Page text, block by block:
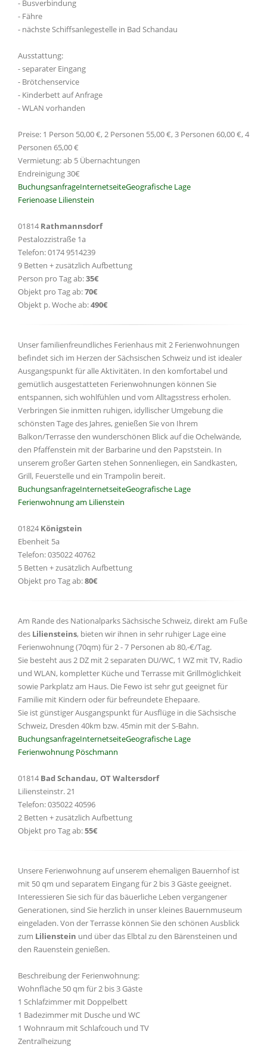
- Busverbindung
- Fähre
- nächste Schiffsanlegestelle in Bad Schandau
Ausstattung:
- separater Eingang
- Brötchenservice
- Kinderbett auf Anfrage
- WLAN vorhanden
Preise: 1 Person 50,00 €, 2 Personen 55,00 €, 3 Personen 60,00 €, 4
Personen 65,00 €
Vermietung: ab 5 Übernachtungen
Endreinigung 30€
BuchungsanfrageInternetseiteGeografische Lage
Ferienoase Lilienstein
01814 Rathmannsdorf
Pestalozzistraße 1a
Telefon: 0174 9514239
9 Betten + zusätzlich Aufbettung
Person pro Tag ab:35€
Objekt pro Tag ab:70€
Objekt p. Woche ab:490€
Unser familienfreundliches Ferienhaus mit 2 Ferienwohnungen
befindet sich im Herzen der Sächsischen Schweiz und ist idealer
Ausgangspunkt für alle Aktivitäten. In den komfortabel und
gemütlich ausgestatteten Ferienwohnungen können Sie
entspannen, sich wohlfühlen und vom Alltagsstress erholen.
Verbringen Sie inmitten ruhigen, idyllischer Umgebung die
schönsten Tage des Jahres, genießen Sie von Ihrem
Balkon/Terrasse den wunderschönen Blick auf die Ochelwände,
den Pfaffenstein mit der Barbarine und den Papststein. In
unserem großer Garten stehen Sonnenliegen, ein Sandkasten,
Grill, Feuerstelle und ein Trampolin bereit.
BuchungsanfrageInternetseiteGeografische Lage
Ferienwohnung am Lilienstein
01824 Königstein
Ebenheit 5a
Telefon: 035022 40762
5 Betten + zusätzlich Aufbettung
Objekt pro Tag ab:80€
Am Rande des Nationalparks Sächsische Schweiz, direkt am Fuße
des Liliensteins, bieten wir ihnen in sehr ruhiger Lage eine
Ferienwohnung (70qm) für 2 - 7 Personen ab 80,-€/Tag.
Sie besteht aus 2 DZ mit 2 separaten DU/WC, 1 WZ mit TV, Radio
und WLAN, kompletter Küche und Terrasse mit Grillmöglichkeit
sowie Parkplatz am Haus. Die Fewo ist sehr gut geeignet für
Familie mit Kindern oder für befreundete Ehepaare.
Sie ist günstiger Ausgangspunkt für Ausflüge in die Sächsische
Schweiz, Dresden 40km bzw. 45min mit der S-Bahn.
BuchungsanfrageInternetseiteGeografische Lage
Ferienwohnung Pöschmann
01814 Bad Schandau, OT Waltersdorf
Liliensteinstr. 21
Telefon: 035022 40596
2 Betten + zusätzlich Aufbettung
Objekt pro Tag ab:55€
Unsere Ferienwohnung auf unserem ehemaligen Bauernhof ist
mit 50 qm und separatem Eingang für 2 bis 3 Gäste geeignet.
Interessieren Sie sich für das bäuerliche Leben vergangener
Generationen, sind Sie herzlich in unser kleines Bauernmuseum
eingeladen. Von der Terrasse können Sie den schönen Ausblick
zum Lilienstein und über das Elbtal zu den Bärensteinen und
den Rauenstein genießen.
Beschreibung der Ferienwohnung:
Wohnfläche 50 qm für 2 bis 3 Gäste
1 Schlafzimmer mit Doppelbett
1 Badezimmer mit Dusche und WC
1 Wohnraum mit Schlafcouch und TV
Zentralheizung